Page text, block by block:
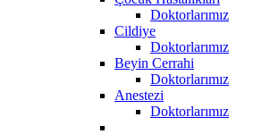
Doktorlarımız
Cildiye
Doktorlarımız
Beyin Cerrahi
Doktorlarımız
Anestezi
Doktorlarımız